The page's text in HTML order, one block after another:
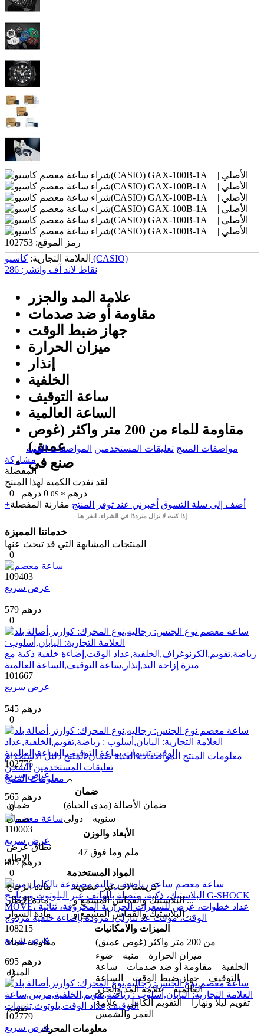
رمز الموقع: 102753
العلامة التجارية: کاسیو (CASIO)
نقاط لاند آف واتشز: 286
علامة المد والجزر
مقاومة أو ضد صدمات
جهاز ضبط الوقت
ميزان الحرارة
إنذار
الخلفية
ساعة التوقيف
الساعة العالمية
مقاومة للماء من 200 متر واکثر (غوص
عميق)
صنع في
مواصفات المنتج تعليقات المستخدمين المواصفات الفنية
مشاركة
المفضلة
لقد نفدت الكمية لهذا المنتج
0
درهم ≈ $0
0 درهم
+أضف إلى سلة التسوق أخبرني عند توفر المنتج مقارنة المفضلة
إذا كنت لا تزال مترددًا في الشراء، انقر هنا
خدماتنا المميزة
المنتجات المشابهة التي قد تبحث عنها
0
109403
عرض سريع
579 درهم
0
101667
عرض سريع
545 درهم
0
102776
عرض سريع
565 درهم
0
110003
عرض سريع
805 درهم
0
108215
عرض سريع
695 درهم
0
102779
عرض سريع
معلومات المنتج المواصفات الفنية ضمان المنتج دليل الاستخدام
تعليقات المستخدمين الشحن
ضمان
ضمان
ضمان الأصالة (مدى الحیاة)
ضمان
سنویه دولی
الأبعاد والوزن
نطاق عرض
الإطار
47 ملم وما فوق
المواد المستخدمة
مادة الزجاج
كريستالات غير عضوية
مادة الإطار
البلاستيك والقماش المشمع و ...
مادة السوار
البلاستيك والقماش المشمع و ...
الميزات والامکانیات
مقاومة للماء
من 200 متر واکثر (غوص عميق)
المیزه
ميزان الحرارة منبه ضوء
الخلفية مقاومة أو ضد صدمات ساعة
التوقيف جهاز ضبط الوقت الساعة
العالمية علامة المد والجزر
تقويم
تقويم ليلا ونهارا التقويم الكامل علامة
القمر والشمس
معلومات المحرك